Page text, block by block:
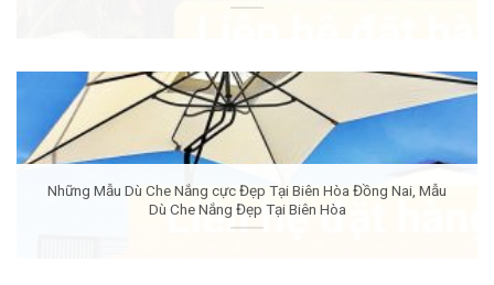
Những Mẫu Dù Che Nắng cực Đẹp Tại Biên Hòa Đồng Nai, Mẫu
Dù Che Nắng Đẹp Tại Biên Hòa